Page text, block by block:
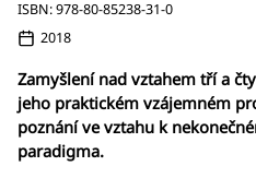
ISBN: 978-80-85238-31-0
2018
Zamyšlení nad vztahem tří a
jeho praktickém vzájemném
poznání ve vztahu k
paradigma.